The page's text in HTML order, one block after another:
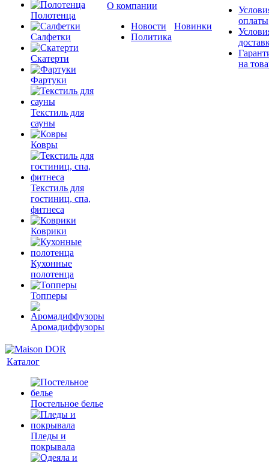
Полотенца
Салфетки
Скатерти
Фартуки
Текстиль для
сауны
Ковры
Текстиль для
гостиниц, спа,
фитнеса
Коврики
Кухонные
полотенца
Топперы
Аромадиффузоры
О компании
Новости
Политика
Новинки
оплаты
на
Каталог
Постельное белье
Пледы и
покрывала